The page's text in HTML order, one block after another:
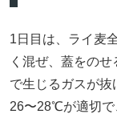
1日目は、ライ麦
く混ぜ、蓋をの
で生じるガスが抜
26〜28℃が適切で